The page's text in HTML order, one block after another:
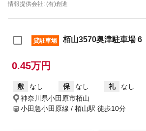
情報提供会社: (有)創進
貸駐車場 栢山3570奥津駐車場 6
0.45万円
敷 なし 保 なし 礼
なし
神奈川県小田原市栢山
小田急小田原線 / 栢山駅 徒歩10分